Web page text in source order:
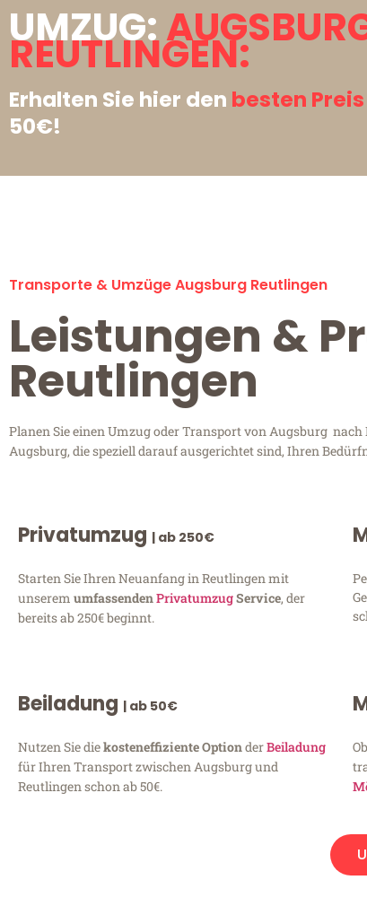
UMZUG:
REUTLINGEN:
Erhalten Sie hier den besten Preis
50€!
Transporte & Umzüge Augsburg Reutlingen
Leistungen &
Reutlingen
Planen Sie einen Umzug oder Transport von Augsburg
Augsburg, die speziell darauf ausgerichtet sind, Ihren
Privatumzug | ab 250€
Starten Sie Ihren Neuanfang in Reutlingen mit
unserem umfassendenPrivatumzugService, der
bereits ab 250€ beginnt.
Beiladung | ab 50€
Nutzen Sie diekosteneffiziente OptionderBeiladung
für Ihren Transport zwischen Augsburg und
Reutlingen schon ab 50€.